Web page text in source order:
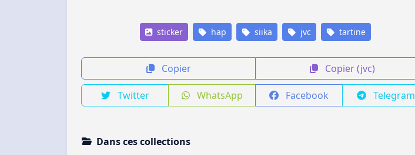
sticker hap siika jvc tartine
Copier Copier (jvc)
Twitter WhatsApp Facebook Telegram
Dans ces collections